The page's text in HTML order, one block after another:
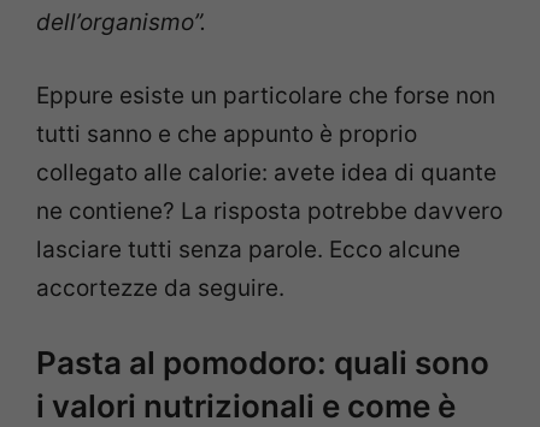
dell’organismo”.
Eppure esiste un particolare che forse non
tutti sanno e che appunto è proprio
collegato alle calorie: avete idea di quante
ne contiene? La risposta potrebbe davvero
lasciare tutti senza parole. Ecco alcune
accortezze da seguire.
Pasta al pomodoro: quali sono
i valori nutrizionali e come è